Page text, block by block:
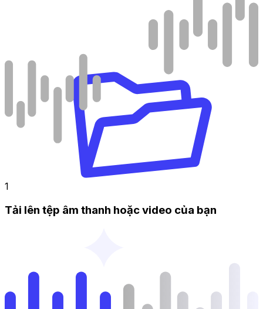
1
Tải lên tệp âm thanh hoặc video của bạn